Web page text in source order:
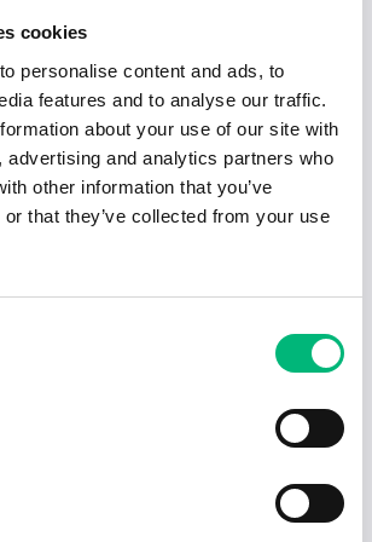
cookies
personalise content and ads, to
features and to analyse our traffic.
about your use of our site with
advertising and analytics partners who
other information that you’ve
that they’ve collected from your use
utebliven lön kan du vända dig
eller ta ärendet till
separat?
brukar betalas ut i samband med
men detta kan variera
sjuklön ut av arbetsgivaren
över ansvaret.